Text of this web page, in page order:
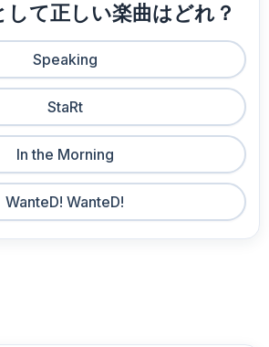
して正しい楽曲はどれ？
Speaking
StaRt
In the Morning
WanteD! WanteD!